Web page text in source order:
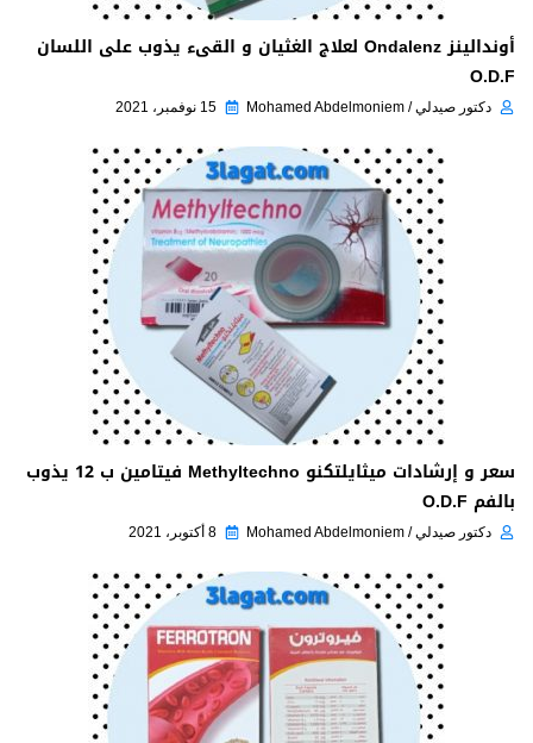
أوندالينز Ondalenz لعلاج الغثيان و القىء يذوب على اللسان
O.D.F
دكتور صيدلي / Mohamed Abdelmoniem 15 نوفمبر، 2021
سعر و إرشادات ميثايلتكنو Methyltechno فيتامين ب 12 يذوب
بالفم O.D.F
دكتور صيدلي / Mohamed Abdelmoniem 8 أكتوبر، 2021